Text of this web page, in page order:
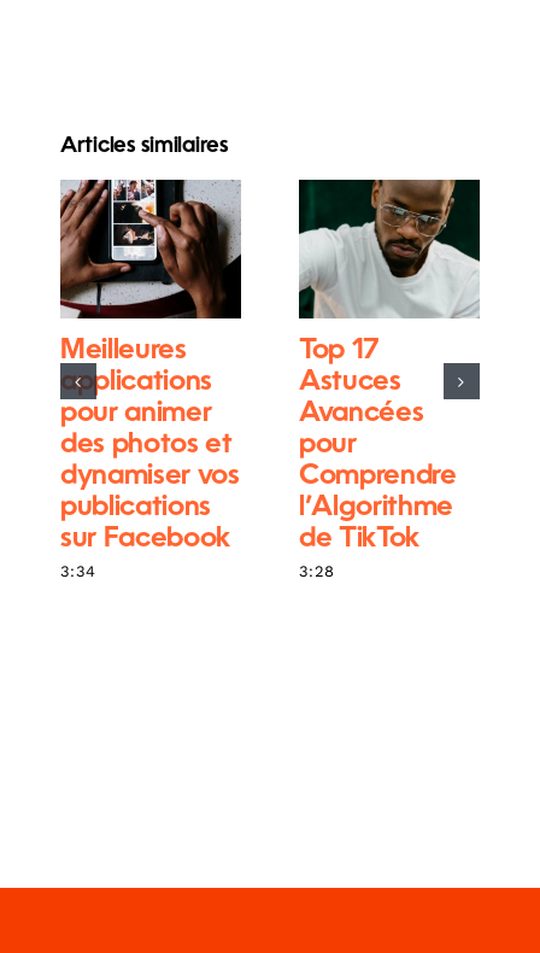
Articles similaires
Meilleures
applications
pour animer
des photos et
dynamiser vos
publications
sur Facebook
3:34
Top 17
Astuces
Avancées
pour
Comprendre
l’Algorithme
de TikTok
3:28